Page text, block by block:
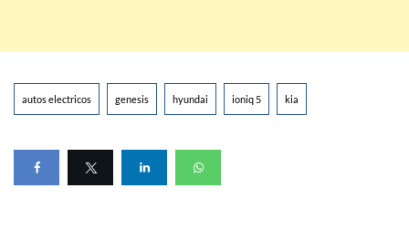
autos electricos genesis hyundai ioniq 5 kia